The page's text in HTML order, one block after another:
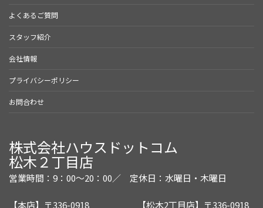
よくあるご質問
スタッフ紹介
会社情報
プライバシーポリシー
お問合わせ
株式会社ハウスドットコム
松木２丁目店
営業時間：9：00～20：00／ 定休日：水曜日・木曜日
【本店】〒336-0918 【松木2丁目店】〒336-0918